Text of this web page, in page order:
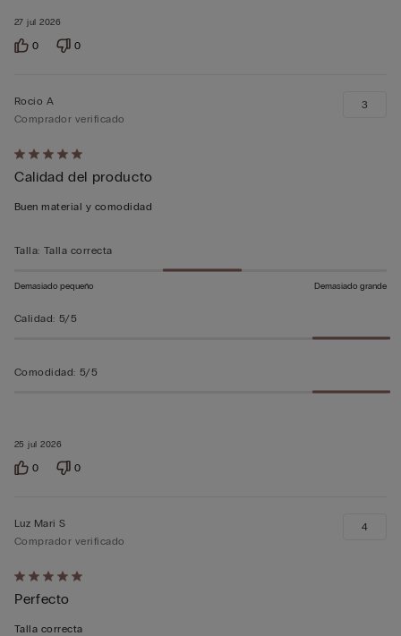
27 jul 2026
0 0
Calificación
de
5
5
25 jul 2026
Rocío A
Comprador verificado
Calidad del producto
Buen material y comodidad
3
Talla: Talla correcta
Demasiado pequeño Demasiado grande
Calidad: 5/5
Comodidad: 5/5
0 0
Calificación
de
5
Luz Mari S
Comprador verificado
Perfecto
Talla correcta
4